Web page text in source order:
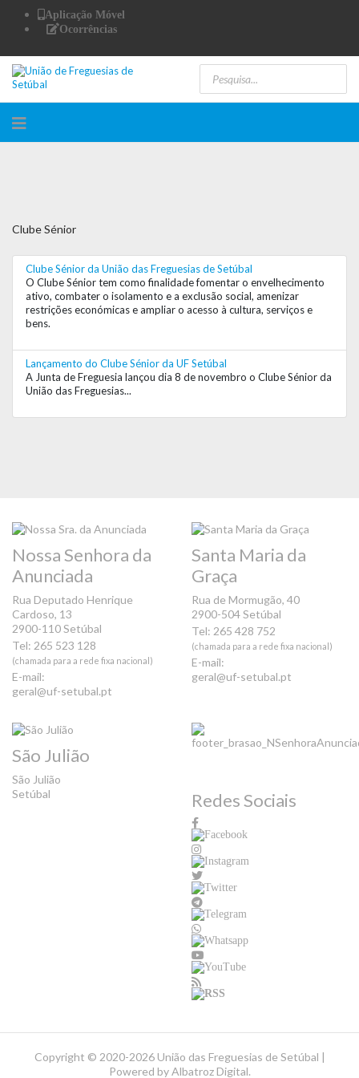
Aplicação Móvel
Ocorrências
Clube Sénior
Clube Sénior da União das Freguesias de Setúbal
O Clube Sénior tem como finalidade fomentar o envelhecimento
ativo, combater o isolamento e a exclusão social, amenizar
restrições económicas e ampliar o acesso à cultura, serviços e
bens.
Lançamento do Clube Sénior da UF Setúbal
A Junta de Freguesia lançou dia 8 de novembro o Clube Sénior da
União das Freguesias...
Nossa Senhora da
Anunciada
Rua Deputado Henrique
Cardoso, 13
2900-110 Setúbal
Tel: 265 523 128
(chamada para a rede fixa nacional)
E-mail:
geral@uf-setubal.pt
Santa Maria da
Graça
Rua de Mormugão, 40
2900-504 Setúbal
Tel: 265 428 752
(chamada para a rede fixa nacional)
E-mail:
geral@uf-setubal.pt
São Julião
São Julião
Setúbal
Redes Sociais
Copyright © 2020-2026 União das Freguesias de Setúbal |
Powered byAlbatroz Digital.